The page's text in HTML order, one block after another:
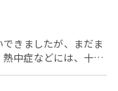
width="700"] 敬
頂けるよう、多職種
させて頂きます！！
お食事を提供させて
でも、やっぱりそう
いと言われる場合
のまま提供させて頂く
事故などは無く過ぎ
が通勤の時間帯で、
強く、駅のタクシー
そんなピークの中出
きましたが、まだま